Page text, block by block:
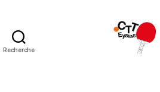
Recherche